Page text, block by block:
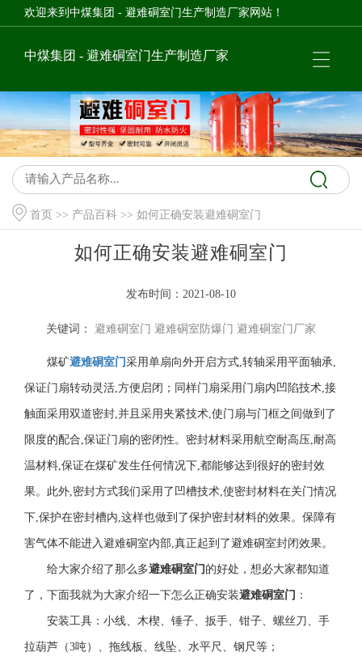
欢迎来到中煤集团 - 避难硐室门生产制造厂家网站！
中煤集团 - 避难硐室门生产制造厂家
首页 >> 产品百科 >> 如何正确安装避难硐室门
如何正确安装避难硐室门
发布时间：2021-08-10
关键词： 避难硐室门 避难硐室防爆门 避难硐室门厂家
煤矿避难硐室门采用单扇向外开启方式,转轴采用平面轴承,
保证门扇转动灵活,方便启闭；同样门扇采用门扇内凹陷技术,接
触面采用双道密封,并且采用夹紧技术,使门扇与门框之间做到了
限度的配合,保证门扇的密闭性。密封材料采用航空耐高压,耐高
温材料,保证在煤矿发生任何情况下,都能够达到很好的密封效
果。此外,密封方式我们采用了凹槽技术,使密封材料在关门情况
下,保护在密封槽内,这样也做到了保护密封材料的效果。保障有
害气体不能进入避难硐室内部,真正起到了避难硐室封闭效果。
给大家介绍了那么多避难硐室门 的好处，想必大家都知道
了，下面我就为大家介绍一下怎么正确安装避难硐室门 ：
安装工具：小线、木楔、锤子、扳手、钳子、螺丝刀、手
拉葫芦（3吨）、拖线板、线坠、水平尺、钢尺等；